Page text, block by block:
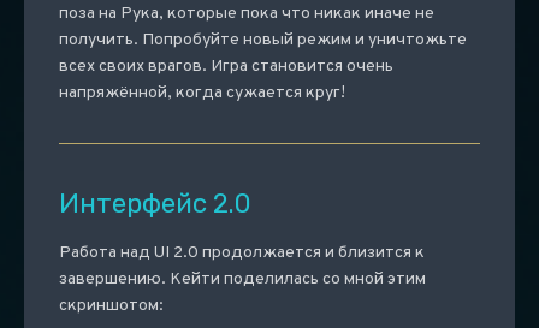
поза на Рука, которые пока что никак иначе не
получить. Попробуйте новый режим и уничтожьте
всех своих врагов. Игра становится очень
напряжённой, когда сужается круг!
Интерфейс 2.0
Работа над UI 2.0 продолжается и близится к
завершению. Кейти поделилась со мной этим
скриншотом: